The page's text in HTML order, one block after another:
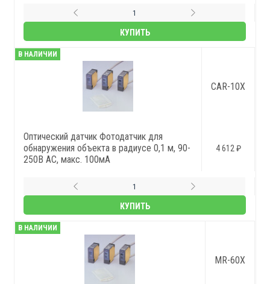
КУПИТЬ
В НАЛИЧИИ
CAR-10X
Оптический датчик Фотодатчик для
обнаружения объекта в радиусе 0,1 м, 90-
250В AC, макс. 100мА
4 612 ₽
КУПИТЬ
В НАЛИЧИИ
MR-60X